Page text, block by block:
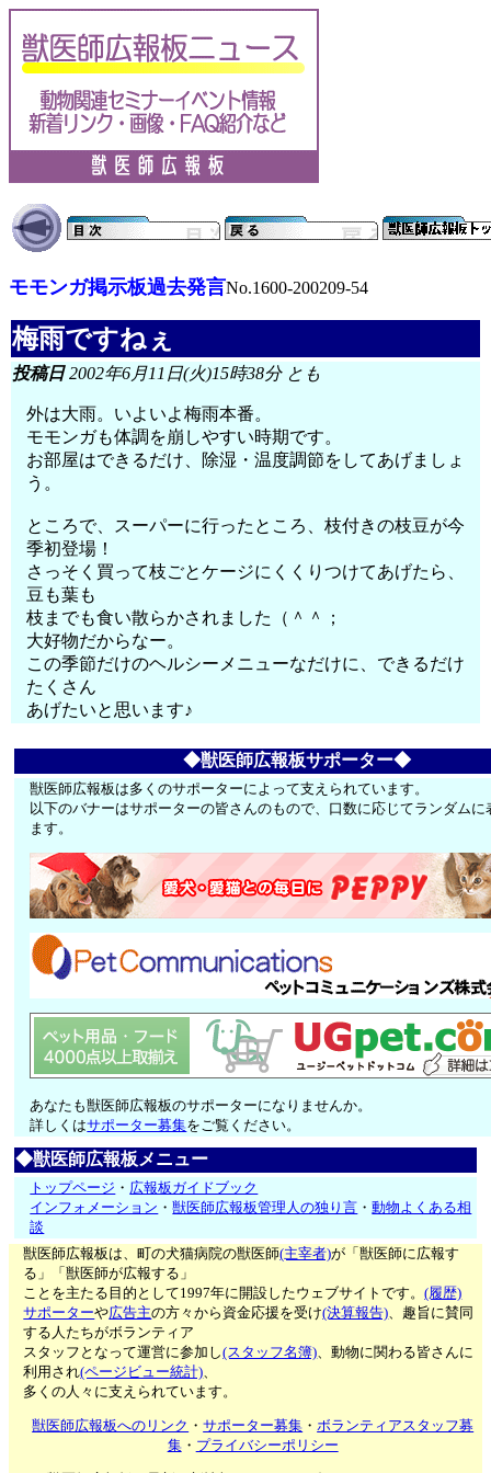
モモンガ掲示板過去発言No.1600-200209-54
梅雨ですねぇ
投稿日2002年6月11日(火)15時38分 とも
外は大雨。いよいよ梅雨本番。
モモンガも体調を崩しやすい時期です。
お部屋はできるだけ、除湿・温度調節をしてあげましょ
う。
ところで、スーパーに行ったところ、枝付きの枝豆が今
季初登場！
さっそく買って枝ごとケージにくくりつけてあげたら、
豆も葉も
枝までも食い散らかされました（＾＾；
大好物だからなー。
この季節だけのヘルシーメニューなだけに、できるだけ
たくさん
あげたいと思います♪
◆獣医師広報板サポーター◆
獣医師広報板は多くのサポーターによって支えられています。
以下のバナーはサポーターの皆さんのもので、口数に応じてランダムに
ます。
あなたも獣医師広報板のサポーターになりませんか。
詳しくはサポーター募集をご覧ください。
◆獣医師広報板メニュー
トップページ ・ 広報板ガイドブック
インフォメーション ・獣医師広報板管理人の独り言 ・動物よくある相
談
獣医師広報板は、町の犬猫病院の獣医師(主宰者)が「獣医師に広報す
る」「獣医師が広報する」
ことを主たる目的として1997年に開設したウェブサイトです。(履歴)
サポーターや広告主の方々から資金応援を受け(決算報告)、趣旨に賛同
する人たちがボランティア
スタッフとなって運営に参加し(スタッフ名簿)、動物に関わる皆さんに
利用され(ページビュー統計)、
多くの人々に支えられています。
獣医師広報板へのリンク ・サポーター募集 ・ボランティアスタッフ募
集・ プライバシーポリシー